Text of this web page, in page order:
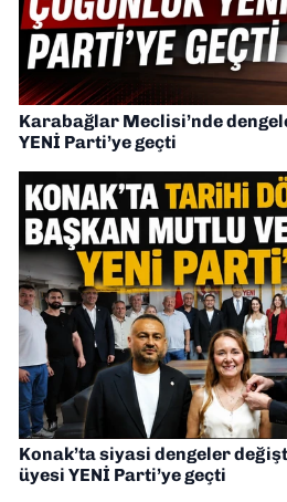
Karabağlar Meclisi’nde
YENİ Parti’ye geçti
Konak’ta siyasi dengeler
üyesi YENİ Parti’ye geçti